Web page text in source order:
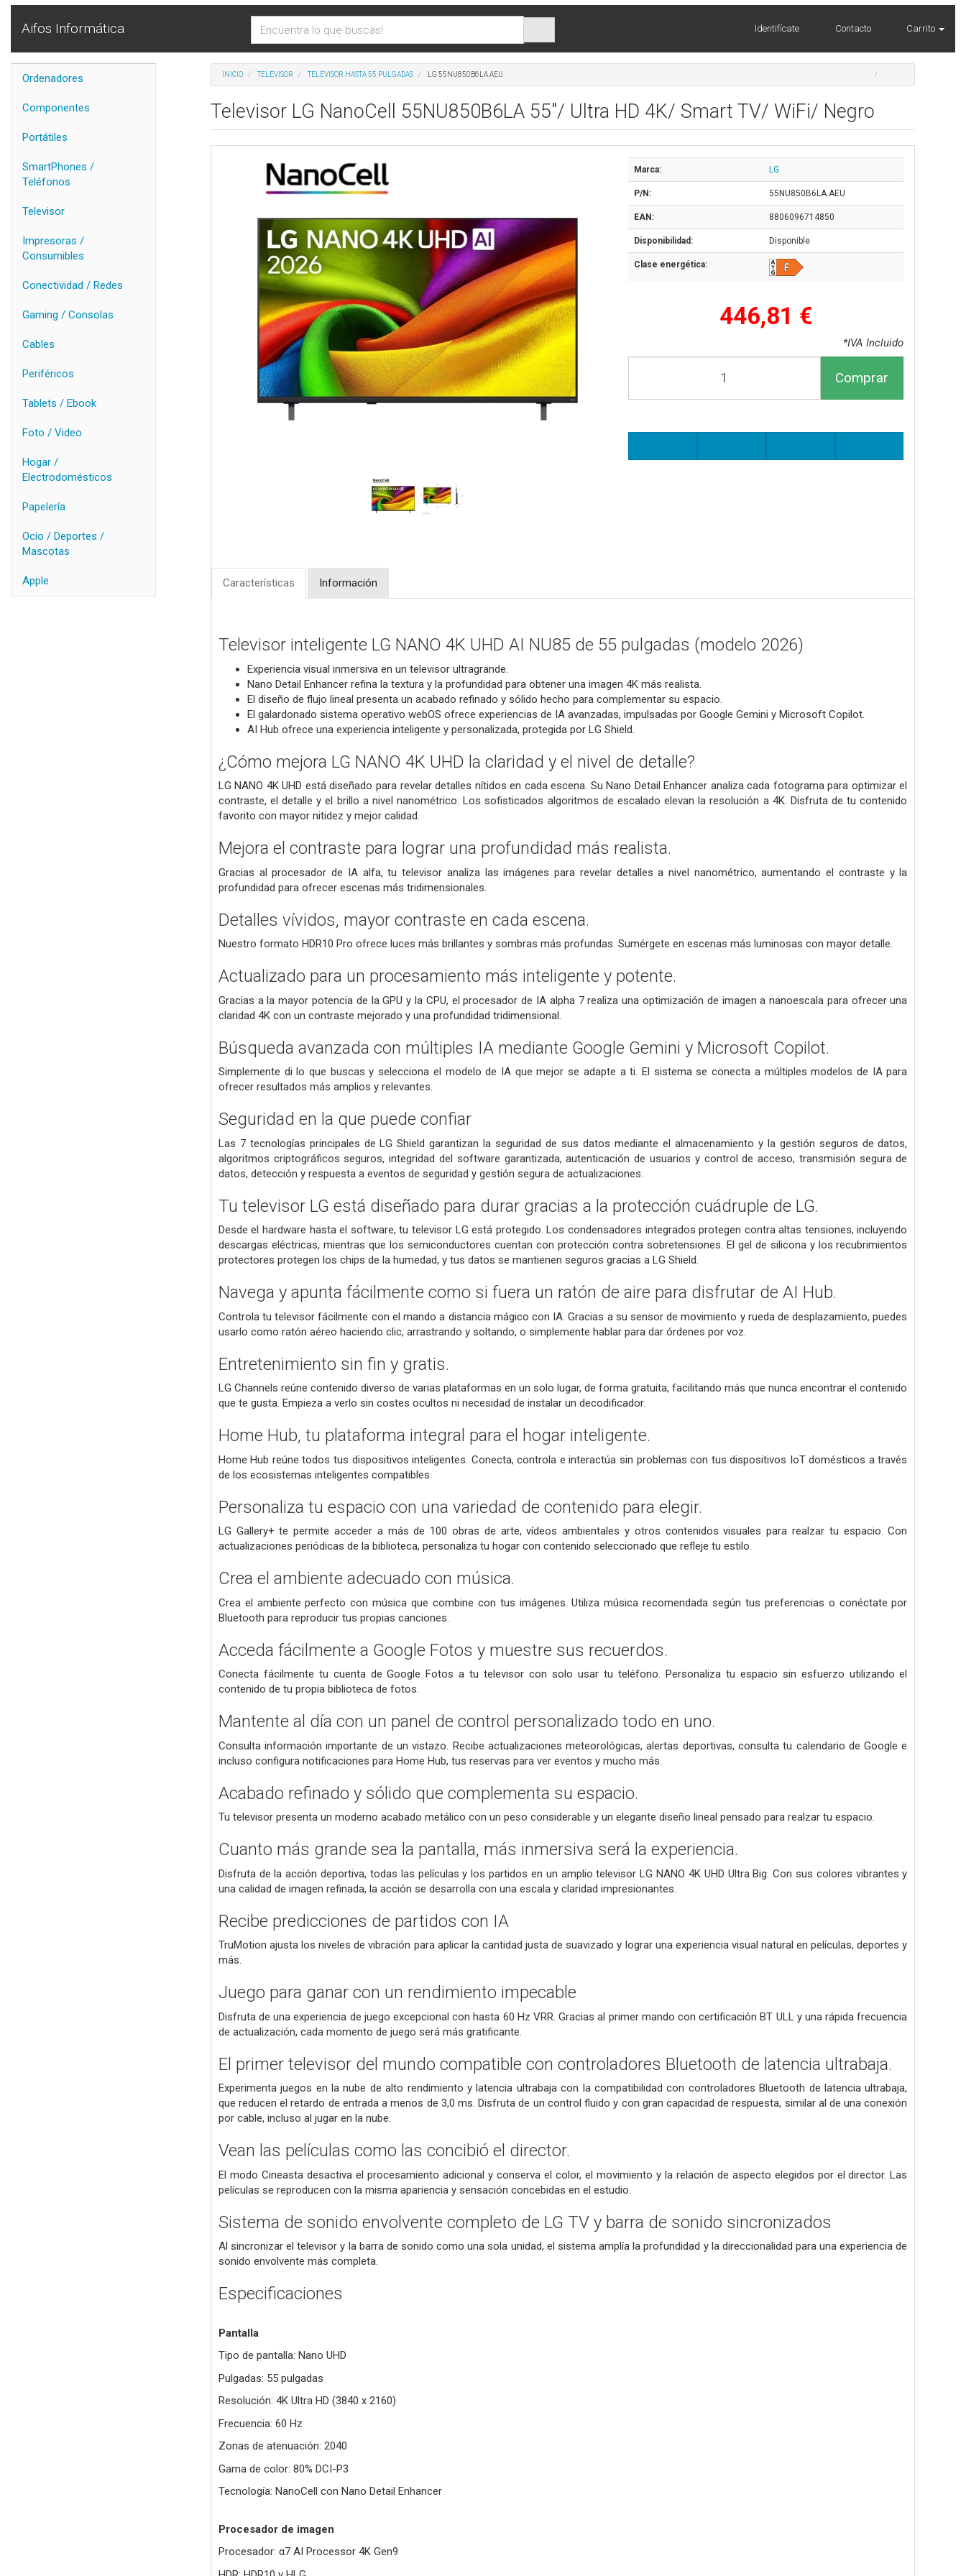
Aifos Informática Identifícate Contacto Carrito
Ordenadores
Componentes
Portátiles
SmartPhones /
Teléfonos
Televisor
Impresoras /
Consumibles
Conectividad / Redes
Gaming / Consolas
Cables
Periféricos
Tablets / Ebook
Foto / Video
Hogar /
Electrodomésticos
Papelería
Ocio / Deportes /
Mascotas
Apple
INICIO TELEVISOR TELEVISOR HASTA 55 PULGADAS LG 55NU850B6LA.AEU
Televisor LG NanoCell 55NU850B6LA 55"/ Ultra HD 4K/ Smart TV/ WiFi/ Negro
Marca: LG
P/N: 55NU850B6LA.AEU
EAN: 8806096714850
Disponibilidad: Disponible
Clase energética:
446,81 €
*IVA Incluido
Comprar
Características Información
Televisor inteligente LG NANO 4K UHD AI NU85 de 55 pulgadas (modelo 2026)
Experiencia visual inmersiva en un televisor ultragrande.
Nano Detail Enhancer refina la textura y la profundidad para obtener una imagen 4K más realista.
El diseño de flujo lineal presenta un acabado refinado y sólido hecho para complementar su espacio.
El galardonado sistema operativo webOS ofrece experiencias de IA avanzadas, impulsadas por Google Gemini y Microsoft Copilot.
AI Hub ofrece una experiencia inteligente y personalizada, protegida por LG Shield.
¿Cómo mejora LG NANO 4K UHD la claridad y el nivel de detalle?
LG NANO 4K UHD está diseñado para revelar detalles nítidos en cada escena. Su Nano Detail Enhancer analiza cada fotograma para optimizar el
contraste, el detalle y el brillo a nivel nanométrico. Los sofisticados algoritmos de escalado elevan la resolución a 4K. Disfruta de tu contenido
favorito con mayor nitidez y mejor calidad.
Mejora el contraste para lograr una profundidad más realista.
Gracias al procesador de IA alfa, tu televisor analiza las imágenes para revelar detalles a nivel nanométrico, aumentando el contraste y la
profundidad para ofrecer escenas más tridimensionales.
Detalles vívidos, mayor contraste en cada escena.
Nuestro formato HDR10 Pro ofrece luces más brillantes y sombras más profundas. Sumérgete en escenas más luminosas con mayor detalle.
Actualizado para un procesamiento más inteligente y potente.
Gracias a la mayor potencia de la GPU y la CPU, el procesador de IA alpha 7 realiza una optimización de imagen a nanoescala para ofrecer una
claridad 4K con un contraste mejorado y una profundidad tridimensional.
Búsqueda avanzada con múltiples IA mediante Google Gemini y Microsoft Copilot.
Simplemente di lo que buscas y selecciona el modelo de IA que mejor se adapte a ti. El sistema se conecta a múltiples modelos de IA para
ofrecer resultados más amplios y relevantes.
Seguridad en la que puede confiar
Las 7 tecnologías principales de LG Shield garantizan la seguridad de sus datos mediante el almacenamiento y la gestión seguros de datos,
algoritmos criptográficos seguros, integridad del software garantizada, autenticación de usuarios y control de acceso, transmisión segura de
datos, detección y respuesta a eventos de seguridad y gestión segura de actualizaciones.
Tu televisor LG está diseñado para durar gracias a la protección cuádruple de LG.
Desde el hardware hasta el software, tu televisor LG está protegido. Los condensadores integrados protegen contra altas tensiones, incluyendo
descargas eléctricas, mientras que los semiconductores cuentan con protección contra sobretensiones. El gel de silicona y los recubrimientos
protectores protegen los chips de la humedad, y tus datos se mantienen seguros gracias a LG Shield.
Navega y apunta fácilmente como si fuera un ratón de aire para disfrutar de AI Hub.
Controla tu televisor fácilmente con el mando a distancia mágico con IA. Gracias a su sensor de movimiento y rueda de desplazamiento, puedes
usarlo como ratón aéreo haciendo clic, arrastrando y soltando, o simplemente hablar para dar órdenes por voz.
Entretenimiento sin fin y gratis.
LG Channels reúne contenido diverso de varias plataformas en un solo lugar, de forma gratuita, facilitando más que nunca encontrar el contenido
que te gusta. Empieza a verlo sin costes ocultos ni necesidad de instalar un decodificador.
Home Hub, tu plataforma integral para el hogar inteligente.
Home Hub reúne todos tus dispositivos inteligentes. Conecta, controla e interactúa sin problemas con tus dispositivos IoT domésticos a través
de los ecosistemas inteligentes compatibles.
Personaliza tu espacio con una variedad de contenido para elegir.
LG Gallery+ te permite acceder a más de 100 obras de arte, vídeos ambientales y otros contenidos visuales para realzar tu espacio. Con
actualizaciones periódicas de la biblioteca, personaliza tu hogar con contenido seleccionado que refleje tu estilo.
Crea el ambiente adecuado con música.
Crea el ambiente perfecto con música que combine con tus imágenes. Utiliza música recomendada según tus preferencias o conéctate por
Bluetooth para reproducir tus propias canciones.
Acceda fácilmente a Google Fotos y muestre sus recuerdos.
Conecta fácilmente tu cuenta de Google Fotos a tu televisor con solo usar tu teléfono. Personaliza tu espacio sin esfuerzo utilizando el
contenido de tu propia biblioteca de fotos.
Mantente al día con un panel de control personalizado todo en uno.
Consulta información importante de un vistazo. Recibe actualizaciones meteorológicas, alertas deportivas, consulta tu calendario de Google e
incluso configura notificaciones para Home Hub, tus reservas para ver eventos y mucho más.
Acabado refinado y sólido que complementa su espacio.
Tu televisor presenta un moderno acabado metálico con un peso considerable y un elegante diseño lineal pensado para realzar tu espacio.
Cuanto más grande sea la pantalla, más inmersiva será la experiencia.
Disfruta de la acción deportiva, todas las películas y los partidos en un amplio televisor LG NANO 4K UHD Ultra Big. Con sus colores vibrantes y
una calidad de imagen refinada, la acción se desarrolla con una escala y claridad impresionantes.
Recibe predicciones de partidos con IA
TruMotion ajusta los niveles de vibración para aplicar la cantidad justa de suavizado y lograr una experiencia visual natural en películas, deportes y
más.
Juego para ganar con un rendimiento impecable
Disfruta de una experiencia de juego excepcional con hasta 60 Hz VRR. Gracias al primer mando con certificación BT ULL y una rápida frecuencia
de actualización, cada momento de juego será más gratificante.
El primer televisor del mundo compatible con controladores Bluetooth de latencia ultrabaja.
Experimenta juegos en la nube de alto rendimiento y latencia ultrabaja con la compatibilidad con controladores Bluetooth de latencia ultrabaja,
que reducen el retardo de entrada a menos de 3,0 ms. Disfruta de un control fluido y con gran capacidad de respuesta, similar al de una conexión
por cable, incluso al jugar en la nube.
Vean las películas como las concibió el director.
El modo Cineasta desactiva el procesamiento adicional y conserva el color, el movimiento y la relación de aspecto elegidos por el director. Las
películas se reproducen con la misma apariencia y sensación concebidas en el estudio.
Sistema de sonido envolvente completo de LG TV y barra de sonido sincronizados
Al sincronizar el televisor y la barra de sonido como una sola unidad, el sistema amplía la profundidad y la direccionalidad para una experiencia de
sonido envolvente más completa.
Especificaciones
Pantalla
Tipo de pantalla: Nano UHD
Pulgadas: 55 pulgadas
Resolución: 4K Ultra HD (3840 x 2160)
Frecuencia: 60 Hz
Zonas de atenuación: 2040
Gama de color: 80% DCI-P3
Tecnología: NanoCell con Nano Detail Enhancer
Procesador de imagen
Procesador: α7 AI Processor 4K Gen9